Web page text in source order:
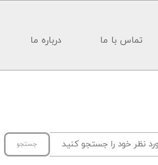
تماس با ما درباره ما
جستجو